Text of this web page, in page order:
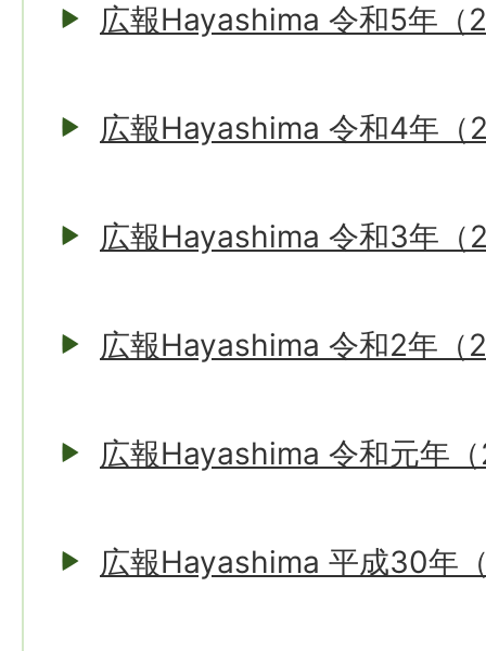
広報Hayashima 令和5年（
広報Hayashima 令和4年（
広報Hayashima 令和3年（
広報Hayashima 令和2年（
広報Hayashima 令和元年
広報Hayashima 平成30年